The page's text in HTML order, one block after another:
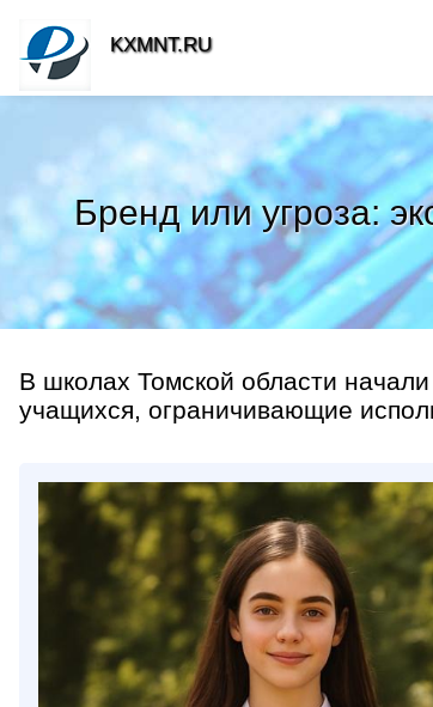
Бренд или угроза:
В школах Томской области
учащихся, ограничивающие
KXMNT.RU